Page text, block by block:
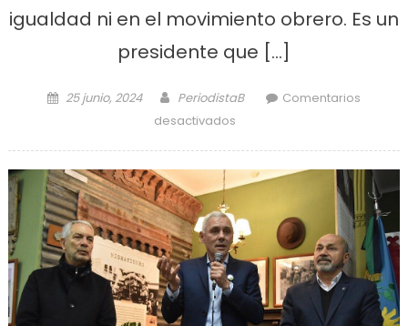
igualdad ni en el movimiento obrero. Es un
presidente que […]
Posted on
25 junio, 2024 Author
PeriodistaB
Comentarios
desactivados